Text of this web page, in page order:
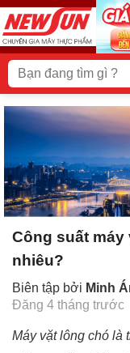
Skip
to
content
Tìm
kiếm:
Công suất máy
nhiêu?
Biên tập bởi Minh
Đăng 4 tháng trước
Máy vặt lông chó là